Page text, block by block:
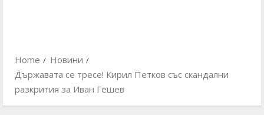
Home
Новини
Държавата се тресе! Кирил Петков със скандални
разкрития за Иван Гешев